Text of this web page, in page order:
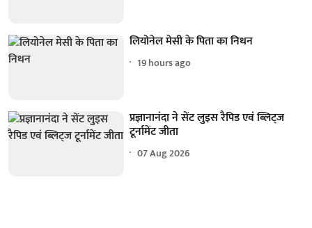
लियोनेल मेसी के पिता का निधन
19 hours ago
प्रज्ञानानंदा ने सेंट लुइस रैपिड एवं ब्लिट्ज
टूर्नामेंट जीता
07 Aug 2026